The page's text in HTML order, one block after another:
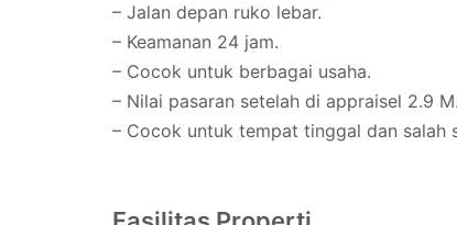
– Jalan depan ruko lebar.
– Keamanan 24 jam.
– Cocok untuk berbagai usaha.
– Nilai pasaran setelah di appraisel 2.9 M.
– Cocok untuk tempat tinggal dan salah